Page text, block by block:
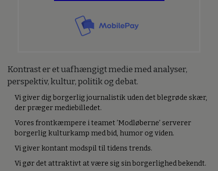
Kontrast er et uafhængigt medie med analyser,
perspektiv, kultur, politik og debat.
Vi giver dig borgerlig journalistik uden det blegrøde skær,
der præger mediebilledet.
Vores frontkæmpere i teamet ’Modløberne’ serverer
borgerlig kulturkamp med bid, humor og viden.
Vi giver kontant modspil til tidens trends.
Vi gør det attraktivt at være sig sin borgerlighed bekendt.